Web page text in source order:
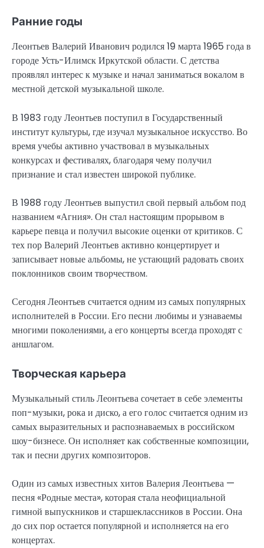
Ранние годы
Леонтьев Валерий Иванович родился 19 марта 1965 года в
городе Усть-Илимск Иркутской области. С детства
проявлял интерес к музыке и начал заниматься вокалом в
местной детской музыкальной школе.
В 1983 году Леонтьев поступил в Государственный
институт культуры, где изучал музыкальное искусство. Во
время учебы активно участвовал в музыкальных
конкурсах и фестивалях, благодаря чему получил
признание и стал известен широкой публике.
В 1988 году Леонтьев выпустил свой первый альбом под
названием «Агния». Он стал настоящим прорывом в
карьере певца и получил высокие оценки от критиков. С
тех пор Валерий Леонтьев активно концертирует и
записывает новые альбомы, не устающий радовать своих
поклонников своим творчеством.
Сегодня Леонтьев считается одним из самых популярных
исполнителей в России. Его песни любимы и узнаваемы
многими поколениями, а его концерты всегда проходят с
аншлагом.
Творческая карьера
Музыкальный стиль Леонтьева сочетает в себе элементы
поп-музыки, рока и диско, а его голос считается одним из
самых выразительных и распознаваемых в российском
шоу-бизнесе. Он исполняет как собственные композиции,
так и песни других композиторов.
Один из самых известных хитов Валерия Леонтьева —
песня «Родные места», которая стала неофициальной
гимной выпускников и старшеклассников в России. Она
до сих пор остается популярной и исполняется на его
концертах.